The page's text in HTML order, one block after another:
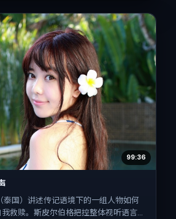
99:36
泰国）讲述传记语境下的一组人物如何
救赎。斯皮尔伯格把控整体视听语言，